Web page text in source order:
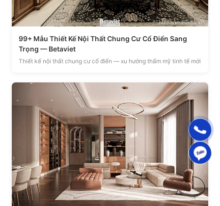
99+ Mẫu Thiết Kế Nội Thất Chung Cư Cổ Điển Sang
Trọng — Betaviet
Thiết kế nội thất chung cư cổ điển — xu hướng thẩm mỹ tinh tế mới